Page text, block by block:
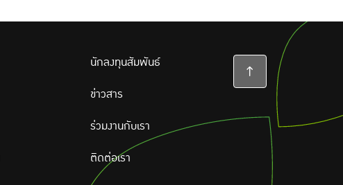
นักลงทุนสัมพันธ์
ข่าวสาร
ร่วมงานกับเรา
ติดต่อเรา